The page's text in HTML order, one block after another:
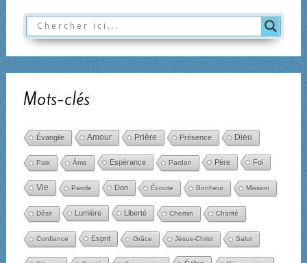
Mots-clés
Évangile Amour Prière Présence Dieu
Paix Âme Espérance Pardon Père Foi
Vie Parole Don Écoute Bonheur Mission
Désir Lumière Liberté Chemin Charité
Confiance Esprit Grâce Jésus-Christ Salut